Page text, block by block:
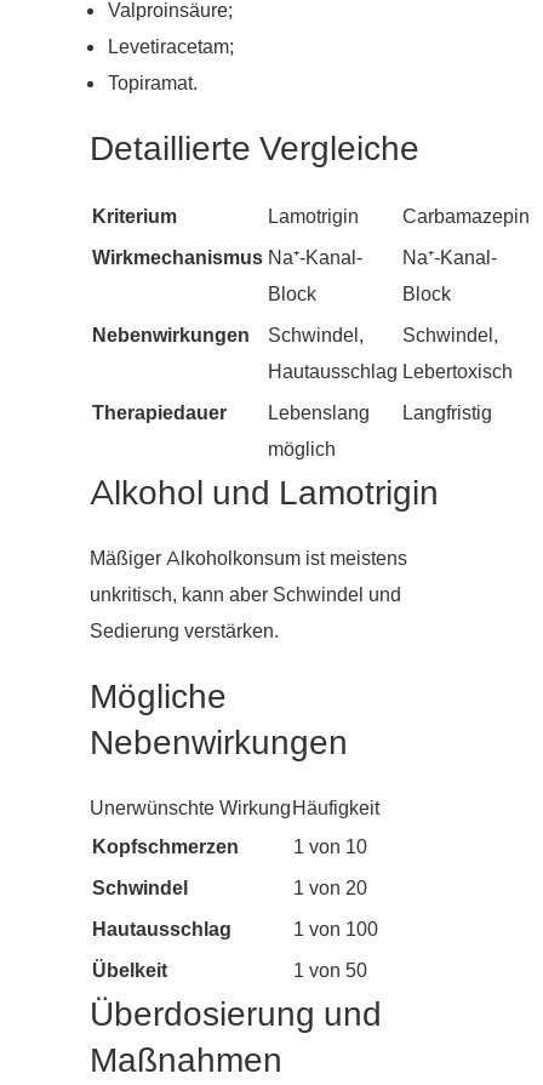
Valproinsäure;
Levetiracetam;
Topiramat.
Detaillierte Vergleiche
Kriterium Lamotrigin
Carbamazepin
Wirkmechanismus Na⁺-Kanal-
Block
Na⁺-Kanal-
Block
Nebenwirkungen
Schwindel,
Hautausschlag
Schwindel,
Lebertoxisch
Therapiedauer
Lebenslang
möglich
Langfristig
Alkohol und Lamotrigin
Mäßiger Alkoholkonsum ist meistens
unkritisch, kann aber Schwindel und
Sedierung verstärken.
Mögliche
Nebenwirkungen
Unerwünschte WirkungHäufigkeit
Kopfschmerzen
1 von 10
Schwindel
1 von 20
Hautausschlag
1 von 100
Übelkeit
1 von 50
Überdosierung und
Maßnahmen